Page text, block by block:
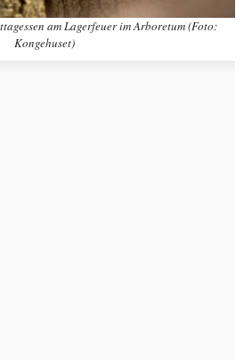
am Lagerfeuer im Arboretum (Foto:
Kongehuset)